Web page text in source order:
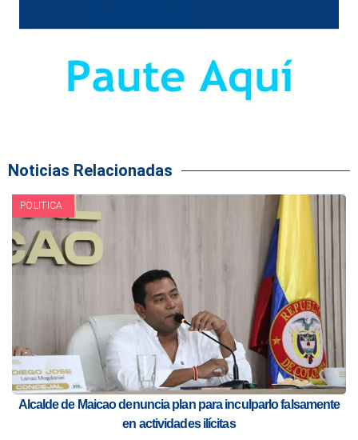
Noticias Relacionadas
POLITICA
Alcalde de Maicao denuncia plan para inculparlo falsamente
en actividades ilícitas